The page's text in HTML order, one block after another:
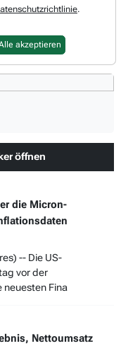
öffnen
die Micron-
-- Die US-
vor der
neuesten Fina
Nettoumsatz
.
akzeptieren